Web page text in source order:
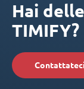
Hai
TIMIFY?
Contattateci